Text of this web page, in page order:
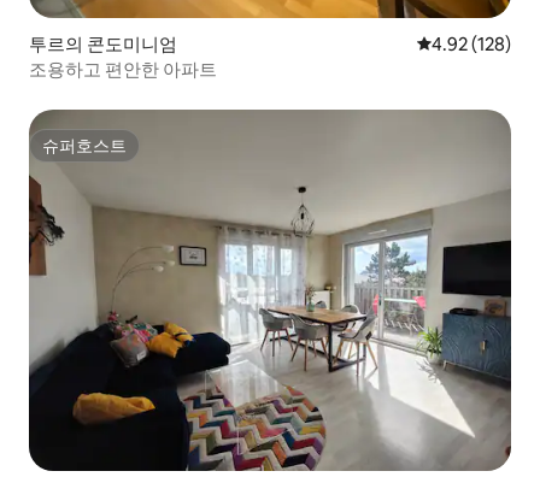
투르의 콘도미니엄 평점 4.92점(5
4.92 (128)
조용하고 편안한 아파트
슈퍼호스트
슈퍼호스트